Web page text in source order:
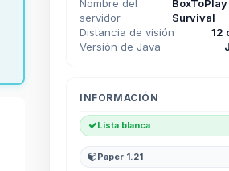
Nombre del
servidor
BoxToPlay
Survival
Distancia de visión
12
Versión de Java
INFORMACIÓN
Lista blanca
Paper 1.21